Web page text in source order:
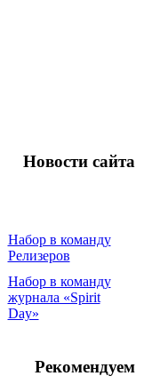
Новости сайта
Набор в команду
Релизеров
Набор в команду
журнала «Spirit
Day»
Рекомендуем